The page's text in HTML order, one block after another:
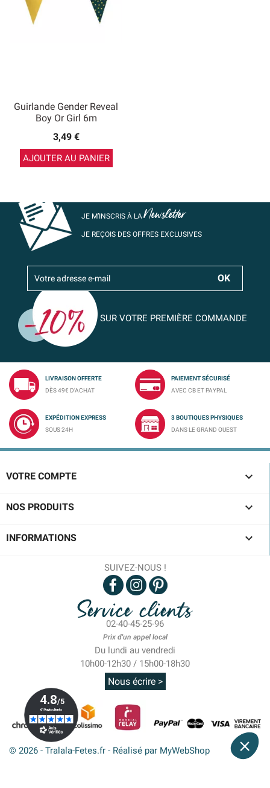
Guirlande Gender Reveal
Boy Or Girl 6m
3,49 €
AJOUTER AU PANIER
JE M’INSCRIS À LANewsletter
JE REÇOIS DES OFFRES EXCLUSIVES
SUR VOTRE PREMIÈRE COMMANDE
LIVRAISON OFFERTE
DÈS 49€ D'ACHAT
PAIEMENT SÉCURISÉ
AVEC CB ET PAYPAL
EXPÉDITION EXPRESS
SOUS 24H
3 BOUTIQUES PHYSIQUES
DANS LE GRAND OUEST
VOTRE COMPTE 
NOS PRODUITS 
INFORMATIONS 
SUIVEZ-NOUS !
Service clients
02-40-45-25-96
Prix d'un appel local
Du lundi au vendredi
10h00-12h30 / 15h00-18h30
Nous écrire >
© 2026 - Tralala-Fetes.fr - Réalisé par MyWebShop